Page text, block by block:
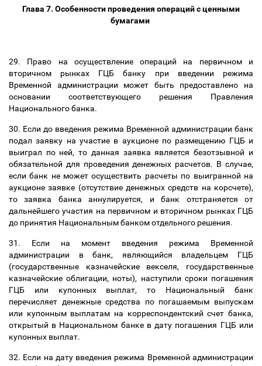
Глава 7. Особенности проведения операций с ценными
бумагами
29. Право на осуществление операций на первичном и
вторичном рынках ГЦБ банку при введении режима
Временной администрации может быть предоставлено на
основании соответствующего решения Правления
Национального банка.
30. Если до введения режима Временной администрации банк
подал заявку на участие в аукционе по размещению ГЦБ и
выиграл по ней, то данная заявка является безотзывной и
обязательной для проведения денежных расчетов. В случае,
если банк не может осуществить расчеты по выигранной на
аукционе заявке (отсутствие денежных средств на корсчете),
то заявка банка аннулируется, и банк отстраняется от
дальнейшего участия на первичном и вторичном рынках ГЦБ
до принятия Национальным банком отдельного решения.
31. Если на момент введения режима Временной
администрации в банк, являющийся владельцем ГЦБ
(государственные казначейские векселя, государственные
казначейские облигации, ноты), наступили сроки погашения
ГЦБ или купонных выплат, то Национальный банк
перечисляет денежные средства по погашаемым выпускам
или купонным выплатам на корреспондентский счет банка,
открытый в Национальном банке в дату погашения ГЦБ или
купонных выплат.
32. Если на дату введения режима Временной администрации